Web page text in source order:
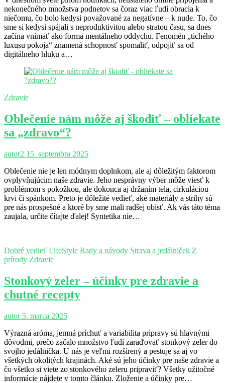
nekonečného množstva podnetov sa čoraz viac ľudí obracia k
niečomu, čo bolo kedysi považované za negatívne – k nude. To, čo
sme si kedysi spájali s neproduktivitou alebo stratou času, sa dnes
začína vnímať ako forma mentálneho oddychu. Fenomén „tichého
luxusu pokoja“ znamená schopnosť spomaliť, odpojiť sa od
digitálneho hluku a…
Zdravie
Oblečenie nám môže aj škodiť – obliekate
sa „zdravo“?
autor2 15. septembra 2025
Oblečenie nie je len módnym doplnkom, ale aj dôležitým faktorom
ovplyvňujúcim naše zdravie. Jeho nesprávny výber môže viesť k
problémom s pokožkou, ale dokonca aj držaním tela, cirkuláciou
krvi či spánkom. Preto je dôležité vedieť, aké materiály a strihy sú
pre nás prospešné a ktoré by sme mali radšej obísť. Ak vás táto téma
zaujala, určite čítajte ďalej! Syntetika nie…
Dobré vedieť LifeStyle Rady a návody Strava a jedálniček Z
prírody Zdravie
Stonkový zeler – účinky pre zdravie a
chutné recepty
autor5. marca 2025
Výrazná aróma, jemná príchuť a variabilita prípravy sú hlavnými
dôvodmi, prečo začalo množstvo ľudí zaraďovať stonkový zeler do
svojho jedálnička. U nás je veľmi rozšírený a pestuje sa aj vo
všetkých okolitých krajinách. Aké sú jeho účinky pre naše zdravie a
čo všetko si viete zo stonkového zeleru pripraviť? Všetky užitočné
informácie nájdete v tomto článku. Zloženie a účinky pre…